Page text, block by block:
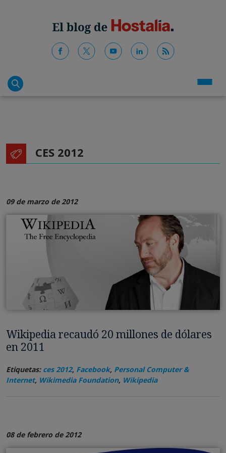
CES 2012
09 de marzo de 2012
Wikipedia recaudó 20 millones de dólares
en 2011
Etiquetas: ces 2012, Facebook, Personal Computer &
Internet, Wikimedia Foundation, Wikipedia
08 de febrero de 2012